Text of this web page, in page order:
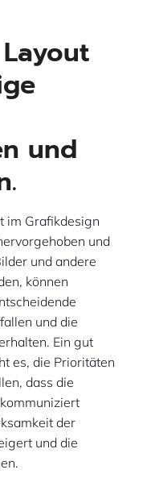
und
im Grafikdesign
und
und andere
können
und die
Ein gut
es, die Prioritäten
dass die
der
und die